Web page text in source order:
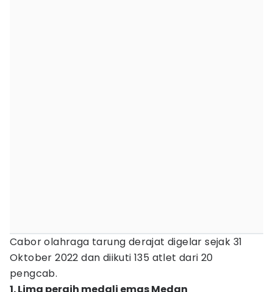
Cabor olahraga tarung derajat digelar sejak 31
Oktober 2022 dan diikuti 135 atlet dari 20
pengcab.